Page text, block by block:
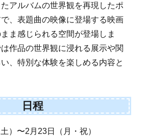
アルバムの世界観を再現したポ
、表題曲の映像に登場する映画
ま感じられる空間が登場しま
作品の世界観に浸れる展示や関
、特別な体験を楽しめる内容と
日程
）〜2月23日（月・祝）